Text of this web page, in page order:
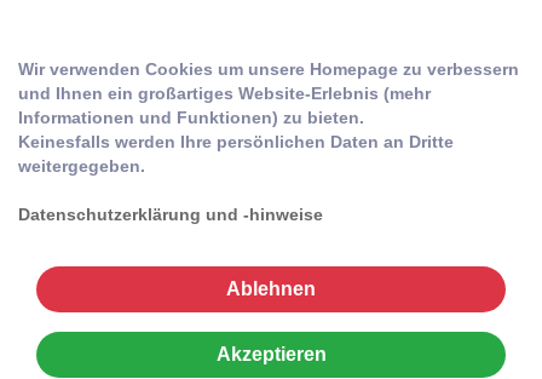
Wir verwenden Cookies um unsere Homepage zu verbessern
und Ihnen ein großartiges Website-Erlebnis (mehr
Informationen und Funktionen) zu bieten.
Keinesfalls werden Ihre persönlichen Daten an Dritte
weitergegeben.
Datenschutzerklärung und -hinweise
Ablehnen
Akzeptieren